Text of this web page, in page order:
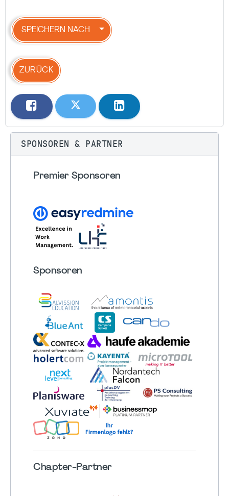
SPEICHERN NACH
ZURÜCK
SPONSOREN & PARTNER
Premier Sponsoren
Sponsoren
Chapter-Partner